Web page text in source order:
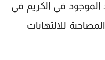
الموجود في الكريم في
للالتهابات